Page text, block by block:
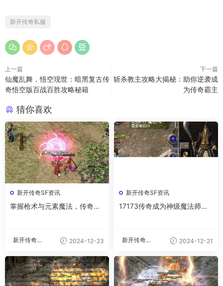
新开传奇私服
上一篇
仙魔乱舞，悟空现世：暗黑复古传
奇悟空版百战百胜攻略秘籍
下一篇
斩杀教主攻略大揭秘：助你逆袭成
为传奇霸主
猜你喜欢
新开传奇SF资讯
掌握枪术与元素魔法，传奇战
新开传奇私
2024-12-23
新开传奇SF资讯
17173传奇成为神级魔法师的
新开传奇私
2024-12-21